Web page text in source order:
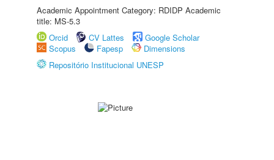
Academic Appointment Category: RDIDP Academic
title: MS-5.3
Orcid
CV Lattes
Google Scholar
Scopus
Fapesp
Dimensions
Repositório Institucional UNESP